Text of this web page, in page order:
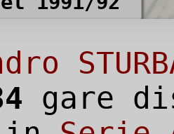
gare